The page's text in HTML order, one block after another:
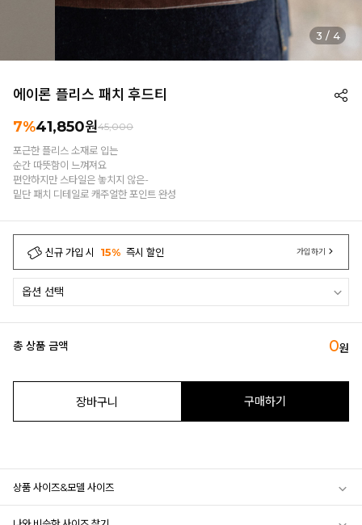
3 / 4
에이론 플리스 패치 후드티
7%41,850원45,000
포근한 플리스 소재로 입는
순간 따뜻함이 느껴져요
편안하지만 스타일은 놓치지 않은-
밑단 패치 디테일로 캐주얼한 포인트 완성
신규 가입 시 15% 즉시 할인 가입하기
총 상품 금액 0원
장바구니 구매하기
상품 사이즈&모델 사이즈